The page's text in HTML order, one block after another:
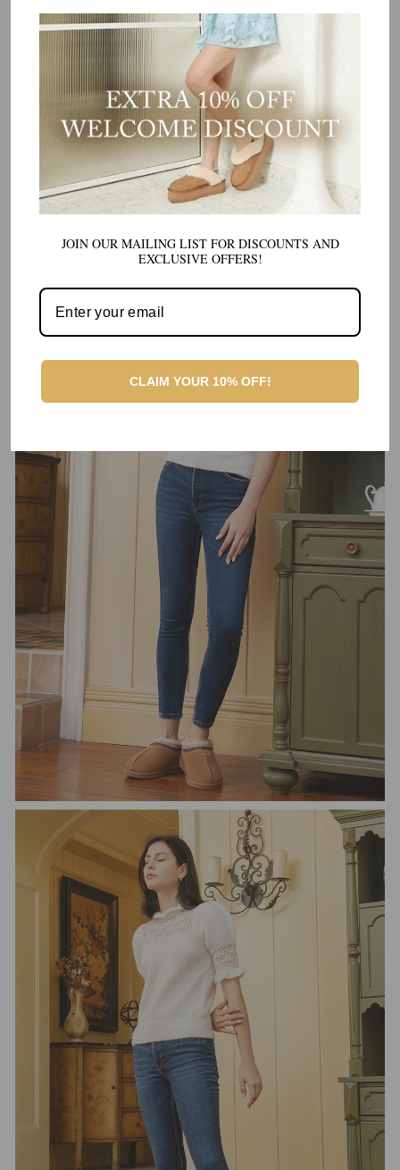
JOIN OUR MAILING LIST FOR DISCOUNTS AND
EXCLUSIVE OFFERS!
CLAIM YOUR 10% OFF!